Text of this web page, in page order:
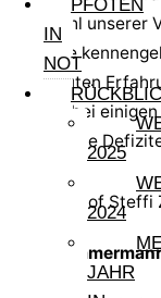
PFOTEN
IN
NOT
2025
2024
JAHR
Mehrzahl
Zuhause
keine guten
können bei
körperliche
Steffi